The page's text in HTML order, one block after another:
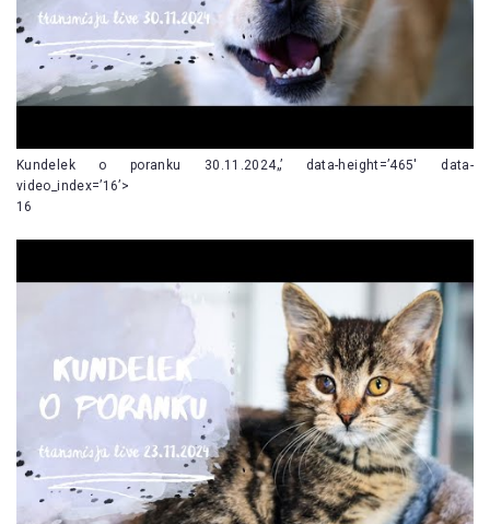
Kundelek o poranku 30.11.2024„’ data-height=’465′ data-
video_index=’16’>
16